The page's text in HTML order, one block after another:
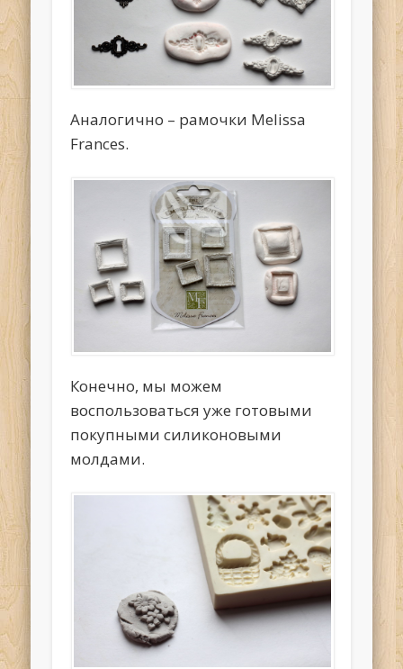
Аналогично – рамочки Melissa
Frances.
Конечно, мы можем
воспользоваться уже готовыми
покупными силиконовыми
молдами.